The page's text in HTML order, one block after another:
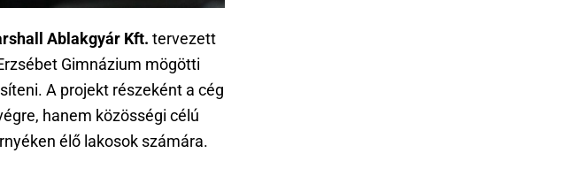
Ablakgyár Kft. tervezett
Gimnázium mögötti
A projekt részeként a cég
hanem közösségi célú
élő lakosok számára.